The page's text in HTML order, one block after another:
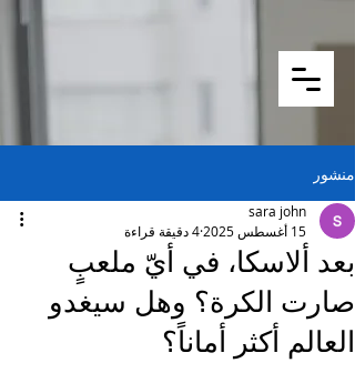
منشور
بعد ألاسكا، في أيّ ملعبٍ
صارت الكرة؟ وهل سيغدو
العالم أكثر أماناً؟
sara john
15 أغسطس 2025
4 دقيقة قراءة